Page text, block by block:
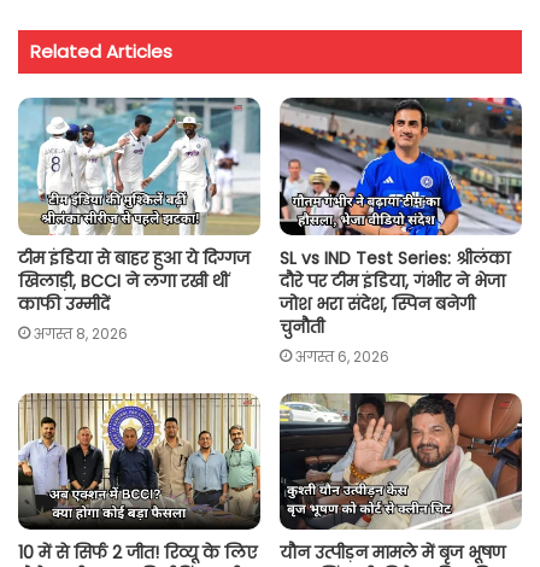
t
s
A
p
p
e
b
o
o
k
t
t
e
r
i
y
i
n
k
r
Related Articles
टीम इंडिया से बाहर हुआ ये दिग्गज
खिलाड़ी, BCCI ने लगा रखी थीं
काफी उम्मीदें
अगस्त 8, 2026
SL vs IND Test Series: श्रीलंका
दौरे पर टीम इंडिया, गंभीर ने भेजा
जोश भरा संदेश, स्पिन बनेगी
चुनौती
अगस्त 6, 2026
10 में से सिर्फ 2 जीत! रिव्यू के लिए
यौन उत्पीड़न मामले में बृज भूषण